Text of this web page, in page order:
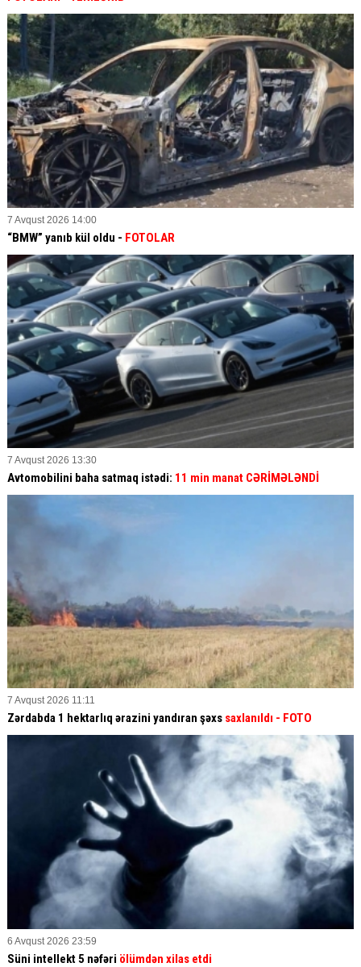
7 Avqust 2026 14:00
“BMW” yanıb kül oldu - FOTOLAR
7 Avqust 2026 13:30
Avtomobilini baha satmaq istədi: 11 min manat CƏRİMƏLƏNDİ
7 Avqust 2026 11:11
Zərdabda 1 hektarlıq ərazini yandıran şəxs saxlanıldı - FOTO
6 Avqust 2026 23:59
Süni intellekt 5 nəfəri ölümdən xilas etdi